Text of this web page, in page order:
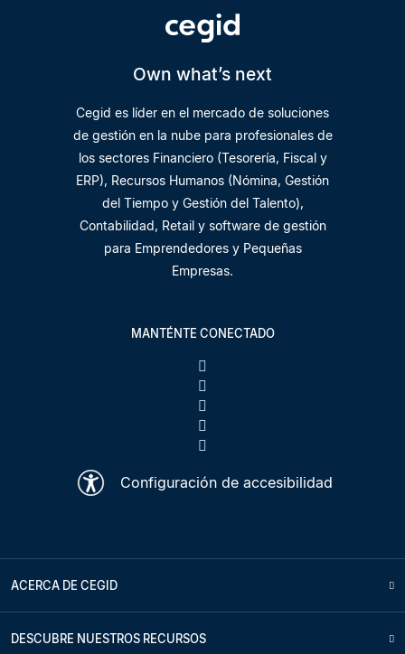
Own what’s next
Cegid es líder en el mercado de soluciones
de gestión en la nube para profesionales de
los sectores Financiero (Tesorería, Fiscal y
ERP), Recursos Humanos (Nómina, Gestión
del Tiempo y Gestión del Talento),
Contabilidad, Retail y software de gestión
para Emprendedores y Pequeñas
Empresas.
MANTÉNTE CONECTADO
Configuración de accesibilidad
ACERCA DE CEGID
DESCUBRE NUESTROS RECURSOS